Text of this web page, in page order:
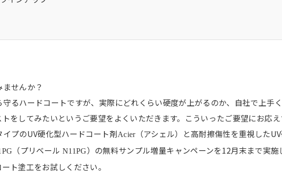
せんか？
るハードコートですが、実際にどれくらい硬度が上がるのか、自社で上手
をしてみたいというご要望をよくいただきます。こういったご要望にお応
プのUV硬化型ハードコート剤Acier（アシェル）と高耐擦傷性を重視した
（プリベール N11PG）の無料サンプル増量キャンペーンを12月末まで実施
ト塗工をお試しください。